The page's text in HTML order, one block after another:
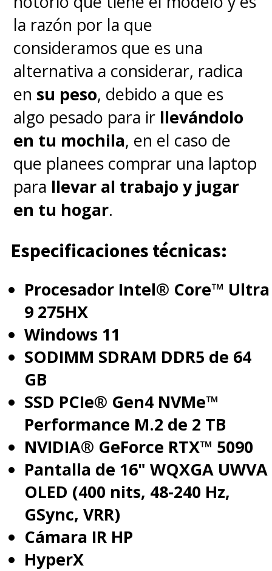
viola sus términos de servicio.
¿Qué hacer si mi clave de
Windows 10 no funciona?Se
recomienda contactar
nuevamente con el soporte
oficial o verificar la compra a
través de distribuidores
autorizados.
Aunque el programador no
enfrentó sanciones ni tuvo que
dejó en evidencia una
contradicción dentro del propio
sistema de soporte de
Microsoft: un cliente que paga
por su licencia recibe la
misma solución que quien
busca evitar hacerlo.
la razón por la que
consideramos que es una
alternativa a considerar, radica
en su peso, debido a que es
algo pesado para ir llevándolo
en tu mochila, en el caso de
que planees comprar una laptop
para llevar al trabajo y jugar
en tu hogar.
Especificaciones técnicas:
Procesador Intel® Core™ Ultra
9 275HX
Windows 11
SODIMM SDRAM DDR5 de 64
GB
SSD PCIe® Gen4 NVMe™
Performance M.2 de 2 TB
NVIDIA® GeForce RTX™ 5090
Pantalla de 16" WQXGA UWVA
OLED (400 nits, 48-240 Hz,
GSync, VRR)
Cámara IR HP
HyperX